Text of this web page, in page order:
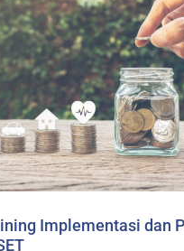
Implementasi dan